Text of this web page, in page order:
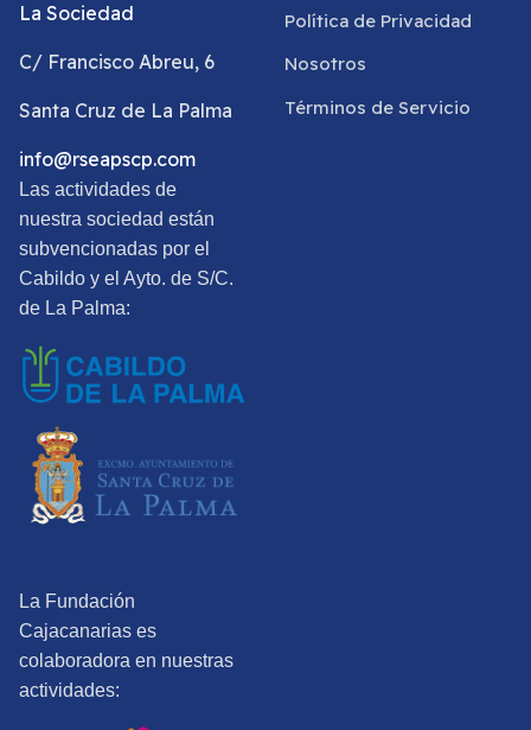
La Sociedad
C/ Francisco Abreu, 6
Santa Cruz de La Palma
info@rseapscp.com
Política de Privacidad
Nosotros
Términos de Servicio
Las actividades de
nuestra sociedad están
subvencionadas por el
Cabildo y el Ayto. de S/C.
de La Palma:
La Fundación
Cajacanarias es
colaboradora en nuestras
actividades: